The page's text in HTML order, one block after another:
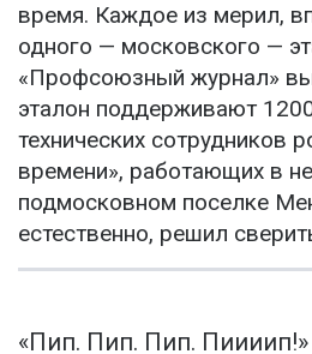
время. Каждое из мерил,
одного — московского —
«Профсоюзный журнал»
эталон поддерживают
технических сотрудников
времени», работающих в
подмосковном поселке
естественно, решил
«Пип. Пип. Пип.